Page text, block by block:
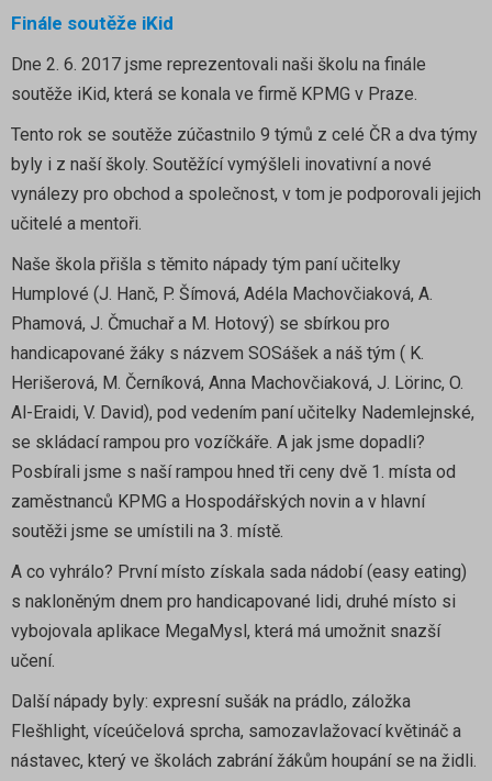
Finále soutěže iKid
Dne 2. 6. 2017 jsme reprezentovali naši školu na finále
soutěže iKid, která se konala ve firmě KPMG v Praze.
Tento rok se soutěže zúčastnilo 9 týmů z celé ČR a dva týmy
byly i z naší školy. Soutěžící vymýšleli inovativní a nové
vynálezy pro obchod a společnost, v tom je podporovali jejich
učitelé a mentoři.
Naše škola přišla s těmito nápady tým paní učitelky
Humplové (J. Hanč, P. Šímová, Adéla Machovčiaková, A.
Phamová, J. Čmuchař a M. Hotový) se sbírkou pro
handicapované žáky s názvem SOSášek a náš tým ( K.
Herišerová, M. Černíková, Anna Machovčiaková, J. Lörinc, O.
Al-Eraidi, V. David), pod vedením paní učitelky Nademlejnské,
se skládací rampou pro vozíčkáře. A jak jsme dopadli?
Posbírali jsme s naší rampou hned tři ceny dvě 1. místa od
zaměstnanců KPMG a Hospodářských novin a v hlavní
soutěži jsme se umístili na 3. místě.
A co vyhrálo? První místo získala sada nádobí (easy eating)
s nakloněným dnem pro handicapované lidi, druhé místo si
vybojovala aplikace MegaMysl, která má umožnit snazší
učení.
Další nápady byly: expresní sušák na prádlo, záložka
Flešhlight, víceúčelová sprcha, samozavlažovací květináč a
nástavec, který ve školách zabrání žákům houpání se na židli.